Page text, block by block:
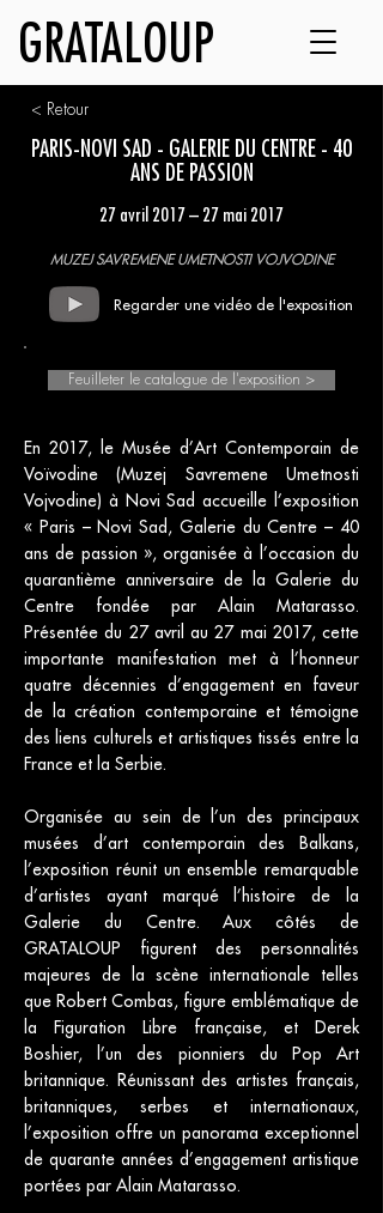
GRATALOUP
< Retour
PARIS-NOVI SAD - GALERIE DU CENTRE - 40
ANS DE PASSION
27 avril 2017 – 27 mai 2017
MUZEJ SAVREMENE UMETNOSTI VOJVODINE
Regarder une vidéo de l'exposition
Feuilleter le catalogue de l'exposition >
En 2017, le Musée d’Art Contemporain de
Voïvodine (Muzej Savremene Umetnosti
Vojvodine) à Novi Sad accueille l’exposition
« Paris – Novi Sad, Galerie du Centre – 40
ans de passion », organisée à l’occasion du
quarantième anniversaire de la Galerie du
Centre fondée par Alain Matarasso.
Présentée du 27 avril au 27 mai 2017, cette
importante manifestation met à l’honneur
quatre décennies d’engagement en faveur
de la création contemporaine et témoigne
des liens culturels et artistiques tissés entre la
France et la Serbie.
Organisée au sein de l’un des principaux
musées d’art contemporain des Balkans,
l’exposition réunit un ensemble remarquable
d’artistes ayant marqué l’histoire de la
Galerie du Centre. Aux côtés de
GRATALOUP figurent des personnalités
majeures de la scène internationale telles
que Robert Combas, figure emblématique de
la Figuration Libre française, et Derek
Boshier, l’un des pionniers du Pop Art
britannique. Réunissant des artistes français,
britanniques, serbes et internationaux,
l’exposition offre un panorama exceptionnel
de quarante années d’engagement artistique
portées par Alain Matarasso.